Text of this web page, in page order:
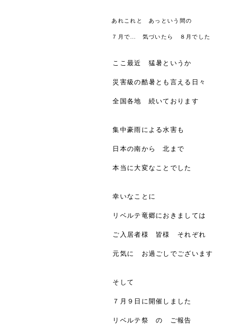
あれこれと あっという間の
７月で… 気づいたら ８月でした
ここ最近 猛暑というか
災害級の酷暑とも言える日々
全国各地 続いております
集中豪雨による水害も
日本の南から 北まで
本当に大変なことでした
幸いなことに
リベルテ竜郷におきましては
ご入居者様 皆様 それぞれ
元気に お過ごしでございます
そして
７月９日に開催しました
リベルテ祭 の ご報告